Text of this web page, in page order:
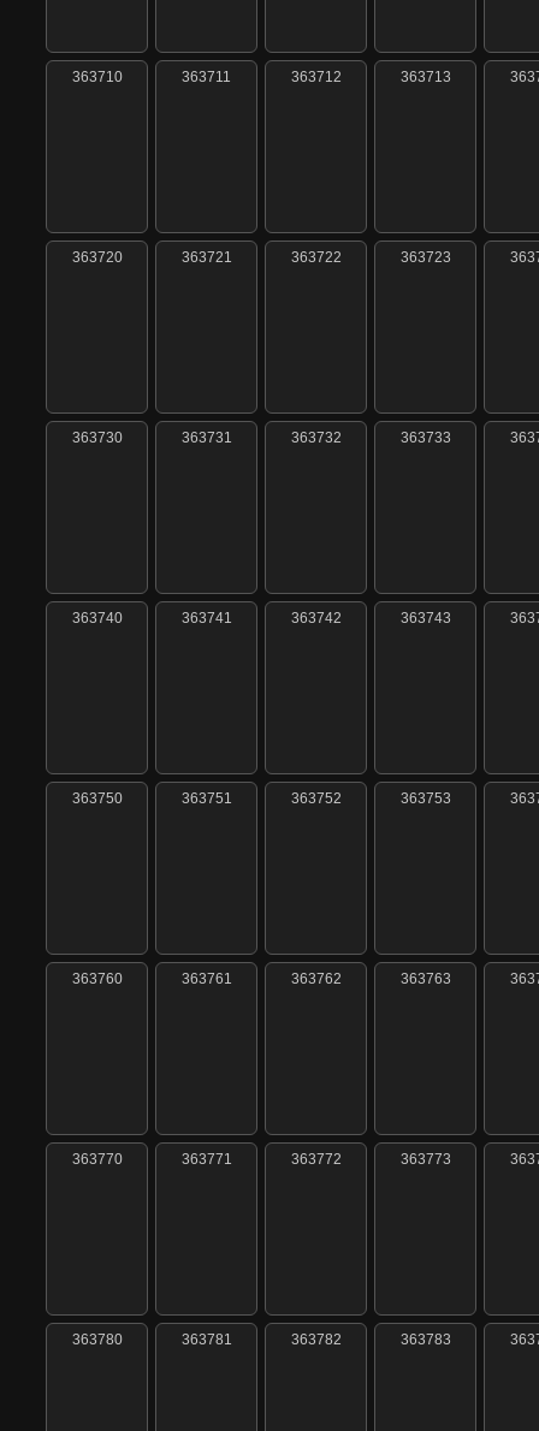
363710 363711 363712 363713
363720 363721 363722 363723
363730 363731 363732 363733
363740 363741 363742 363743
363750 363751 363752 363753
363760 363761 363762 363763
363770 363771 363772 363773
363780 363781 363782 363783